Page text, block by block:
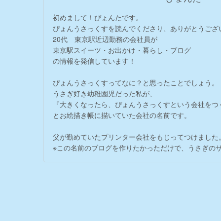
初めまして！ぴょんたです。
ぴょんうさっくすを読んでくださり、ありがとうご
20代 東京駅近辺勤務の会社員が
東京駅スイーツ・お出かけ・暮らし・ブログ
の情報を発信しています！
ぴょんうさっくすってなに？と思ったことでしょう。
うさぎ好き幼稚園児だった私が、
『大きくなったら、ぴょんうさっくすという会社を
とお絵描き帳に描いていた会社の名前です。
父が勤めていたプリンター会社をもじってつけました
※この名前のブログを作りたかっただけで、うさぎの